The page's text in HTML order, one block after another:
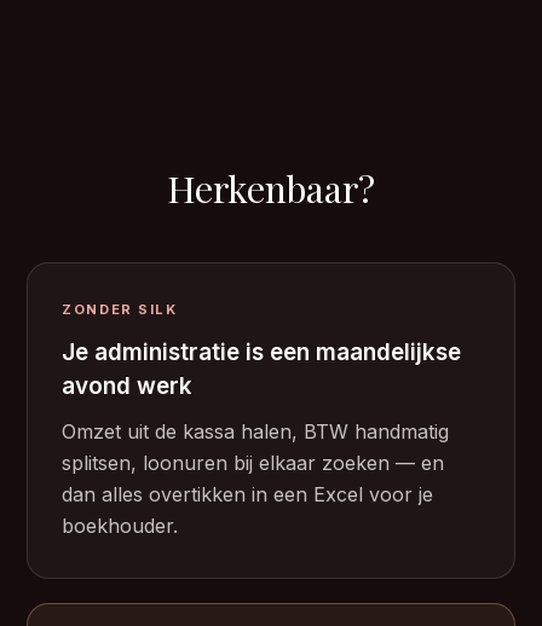
Herkenbaar?
ZONDER SILK
Je administratie is een maandelijkse
avond werk
Omzet uit de kassa halen, BTW handmatig
splitsen, loonuren bij elkaar zoeken — en
dan alles overtikken in een Excel voor je
boekhouder.